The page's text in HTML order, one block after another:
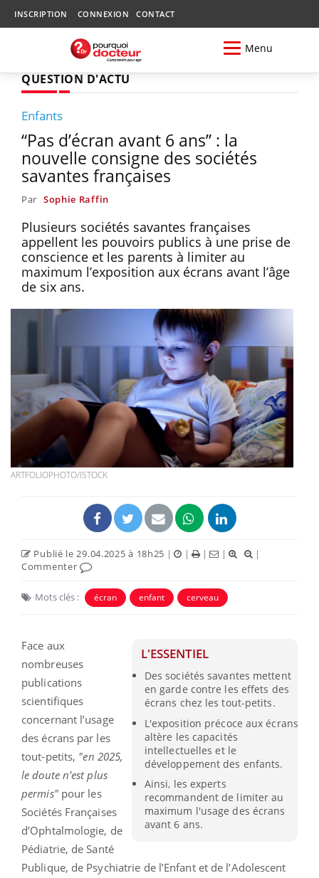
INSCRIPTION CONNEXION CONTACT
Menu
QUESTION D'ACTU
Enfants
“Pas d’écran avant 6 ans” : la
nouvelle consigne des sociétés
savantes françaises
Par Sophie Raffin
Plusieurs sociétés savantes françaises
appellent les pouvoirs publics à une prise de
conscience et les parents à limiter au
maximum l’exposition aux écrans avant l’âge
de six ans.
ARTFOLIOPHOTO/ISTOCK
Publié le 29.04.2025 à 18h25 | | | |
|
Commenter
Mots clés : écran enfant cerveau
L'ESSENTIEL
Des sociétés savantes mettent
en garde contre les effets des
écrans chez les tout-petits.
L'exposition précoce aux écrans
altère les capacités
intellectuelles et le
développement des enfants.
Ainsi, les experts
recommandent de limiter au
maximum l'usage des écrans
avant 6 ans.
Face aux
nombreuses
publications
scientifiques
concernant l’usage
des écrans par les
tout-petits, "en 2025,
le doute n’est plus
permis"pour les
Sociétés Françaises
d’Ophtalmologie, de
Pédiatrie, de Santé
Publique, de Psychiatrie de l’Enfant et de l’Adolescent